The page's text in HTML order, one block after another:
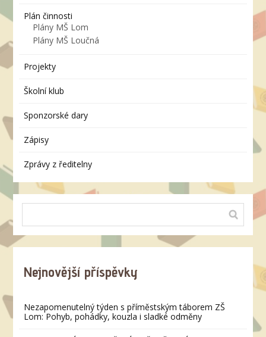
Plán činnosti
Plány MŠ Lom
Plány MŠ Loučná
Projekty
Školní klub
Sponzorské dary
Zápisy
Zprávy z ředitelny
Nejnovější příspěvky
Nezapomenutelný týden s příměstským táborem ZŠ
Lom: Pohyb, pohádky, kouzla i sladké odměny